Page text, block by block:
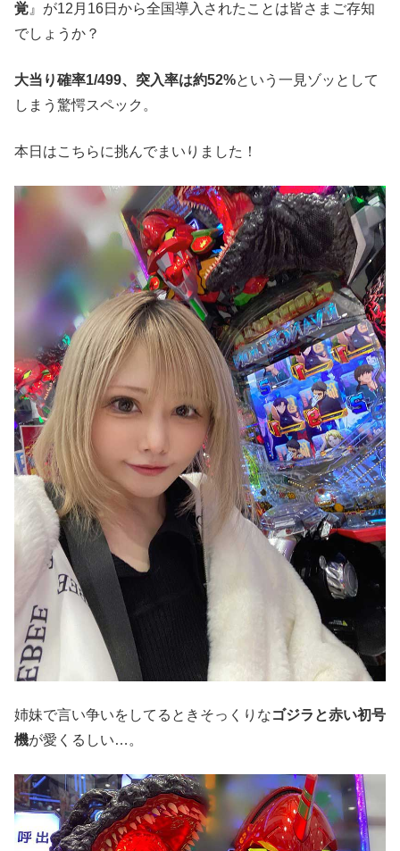
覚 』が12月16日から全国導入されたことは皆さまご存知
でしょうか？
大当り確率1/499、突入率は約52%という一見ゾッとして
しまう驚愕スペック。
本日はこちらに挑んでまいりました！
姉妹で言い争いをしてるときそっくりなゴジラと赤い初号
機が愛くるしい…。